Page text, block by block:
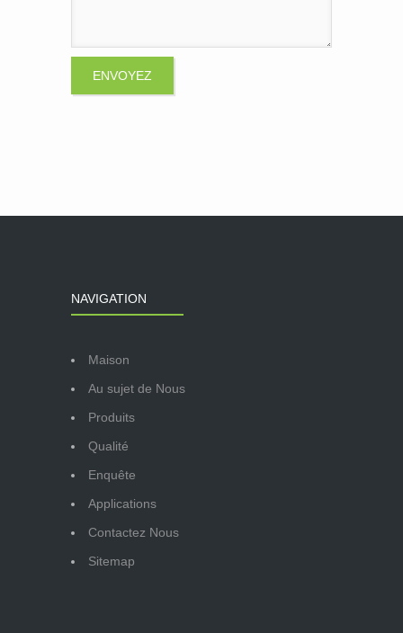
NAVIGATION
Maison
Au sujet de Nous
Produits
Qualité
Enquête
Applications
Contactez Nous
Sitemap